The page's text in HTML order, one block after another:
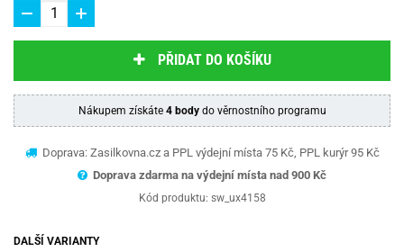
PŘIDAT DO KOŠÍKU
Nákupem získáte 4 bodydo věrnostního programu
Doprava: Zasilkovna.cz a PPL výdejní místa 75 Kč, PPL kurýr 95 Kč
Doprava zdarma na výdejní místa nad 900 Kč
Kód produktu: sw_ux4158
DALŠÍ VARIANTY